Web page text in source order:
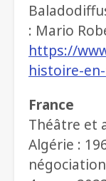
: Mario
https://
histoire-
France
Théâtre et
Algérie :